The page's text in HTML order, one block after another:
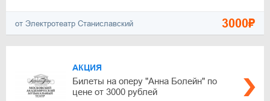
от Электротеатр Станиславский 3000₽
АКЦИЯ
Билеты на оперу "Анна Болейн" по
цене от 3000 рублей